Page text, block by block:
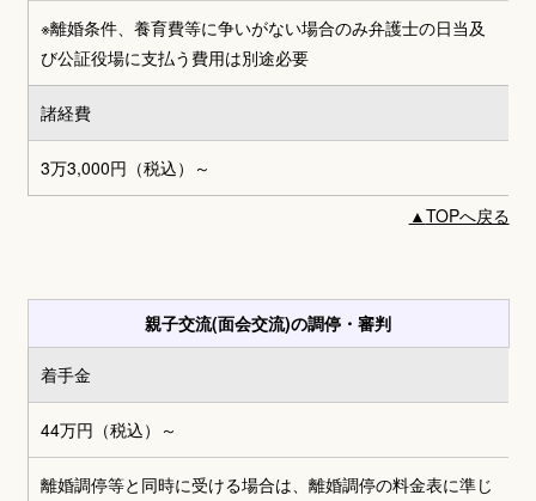
※離婚条件、養育費等に争いがない場合のみ弁護士の日当及
び公証役場に支払う費用は別途必要
諸経費
3万3,000円 （税込）～
▲TOPへ戻る
親子交流(面会交流)の調停・審判
着手金
44万円 （税込）～
離婚調停等と同時に受ける場合は、離婚調停の料金表に準じ